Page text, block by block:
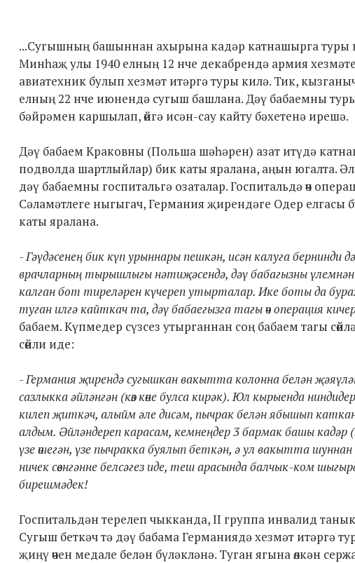
...Сугышның башыннан ахырына кадәр катнашырга туры
Минһаҗ улы 1940 елның 12 нче декабрендә армия
авиатехник булып хезмәт итәргә туры килә. Тик,
елның 22 нче июнендә сугыш башлана. Дәү бабаемны
бәйрәмен каршылап, өйгә исән-сау кайту бәхетенә ирешә.
Дәү бабаем Краковны (Польша шәһәрен) азат итүдә
подволда шартлыйлар) бик каты яралана, аңын югалта.
дәү бабаемны госпитальгә озаталар. Госпитальдә өч
Сәламәтлеге ныгыгач, Германия җирендәге Одер
каты яралана.
- Гәүдәсенең бик күп урыннары пешкән, исән калуга бернинди
врачларның тырышлыгы нәтиҗәсендә, дәү бабагызны
калган бот тиреләрен күчереп утырталар. Ике боты да
туган илгә кайткач та, дәү бабаегызга тагы өч операция
бабаем. Күпмедер сүзсез утырганнан соң бабаем тагы
сөйли иде:
- Германия җирендә сугышкан вакытта колонна белән
сазлыкка әйләнгән (көз көне булса кирәк). Юл кырыенда
килеп җиткәч, алыйм әле дисәм, пычрак белән ябышып
алдым. Әйләндереп карасам, кемнеңдер 3 бармак башы кадәр
үзе өшегән, үзе пычракка буялып беткән, ә ул вакытта
ничек сөенгәнне белсәгез иде, теш арасында балчык-ком
бирешмәдек!
Госпитальдән терелеп чыкканда, II группа инвалид
Сугыш беткәч тә дәү бабама Германиядә хезмәт итәргә
җиңү өчен медале белән бүләкләнә. Туган ягына өлкән